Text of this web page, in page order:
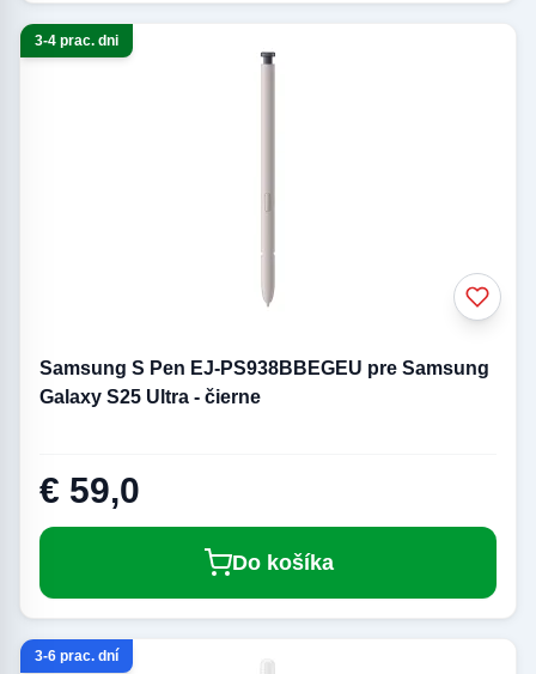
3-4 prac. dni
Samsung S Pen EJ-PS938BBEGEU pre Samsung
Galaxy S25 Ultra - čierne
€ 59,0
Do košíka
3-6 prac. dní